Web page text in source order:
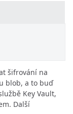
šifrování na
blob, a to buď
Key Vault,
Další